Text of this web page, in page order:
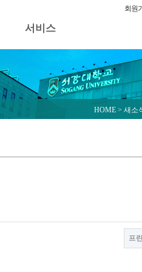
서비스
회원
HOME > 새소
프